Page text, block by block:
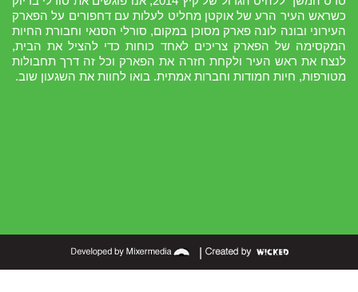
כשראש העיר הרע של אוקטן מחליט לעלות עם דחפורים על הפארק
העירוני ובונה לונה פארק מסוכן במקום, סורלי הסנאי וחבורת החיות
המקסימה של הפארק צריכים לאחד כוחות כדי להציל את הבית,
לנצח את ראש העיר ולקחת חזרה את הפארק וכל זה דרך תחבולות
מטורפות, חיות חמודות וחברות אמתית. בואו לחוות את השגעון שוב.